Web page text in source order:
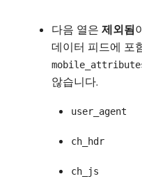
다음 열은 제외됨
데이터 피드에 포
않습니다.
user_agent
ch_hdr
ch_js